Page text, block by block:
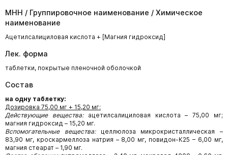
МНН / Группировочное наименование / Химическое
наименование
Ацетилсалициловая кислота + [Магния гидроксид]
Лек. форма
таблетки, покрытые пленочной оболочкой
Состав
на одну таблетку:
Дозировка 75,00 мг + 15,20 мг:
Действующие вещества:ацетилсалициловая кислота – 75,00 мг;
магния гидроксид – 15,20 мг.
Вспомогательные вещества: целлюлоза микрокристаллическая –
83,90 мг, кроскармеллоза натрия – 8,00 мг, повидон-К25 – 6,00 мг,
магния стеарат – 1,90 мг.